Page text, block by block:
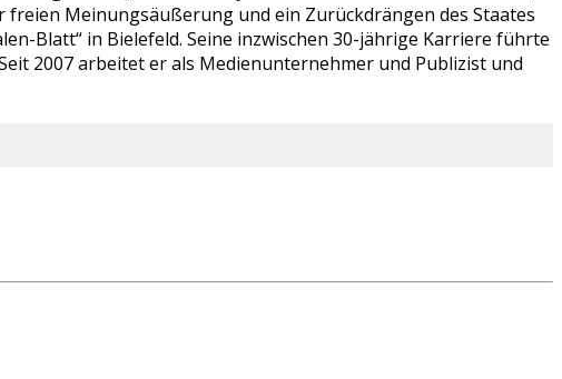
Meinungsäußerung und ein Zurückdrängen des Staates
Blatt“ in Bielefeld. Seine inzwischen 30-jährige Karriere führte
2007 arbeitet er als Medienunternehmer und Publizist und